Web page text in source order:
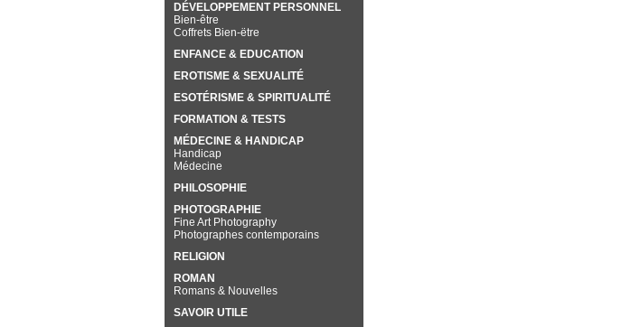
DÉVELOPPEMENT PERSONNEL
Bien-être
Coffrets Bien-ëtre
ENFANCE & EDUCATION
EROTISME & SEXUALITÉ
ESOTÉRISME & SPIRITUALITÉ
FORMATION & TESTS
MÉDECINE & HANDICAP
Handicap
Médecine
PHILOSOPHIE
PHOTOGRAPHIE
Fine Art Photography
Photographes contemporains
RELIGION
ROMAN
Romans & Nouvelles
SAVOIR UTILE